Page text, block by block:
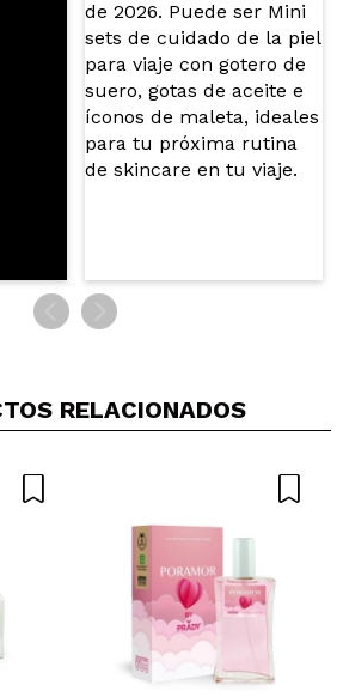
es de los mejores que he
tiempo. suave, dulce y con
me ha encantado
RELACIONADOS